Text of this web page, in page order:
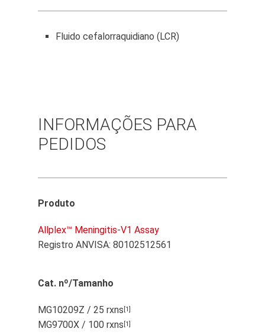
Fluido cefalorraquidiano (LCR)
INFORMAÇÕES PARA
PEDIDOS
Produto
Allplex™ Meningitis-V1 Assay
Registro ANVISA: 80102512561
Cat. nº/Tamanho
MG10209Z / 25 rxns [1]
MG9700X / 100 rxns [1]